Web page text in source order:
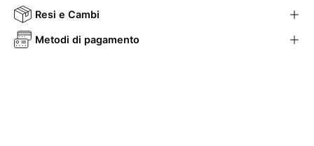
Resi e Cambi
Metodi di pagamento